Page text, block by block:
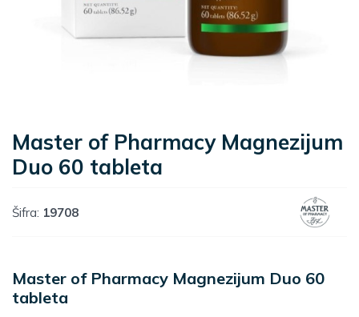
Master of Pharmacy Magnezijum
Duo 60 tableta
Šifra: 19708
Master of Pharmacy Magnezijum Duo 60
tableta